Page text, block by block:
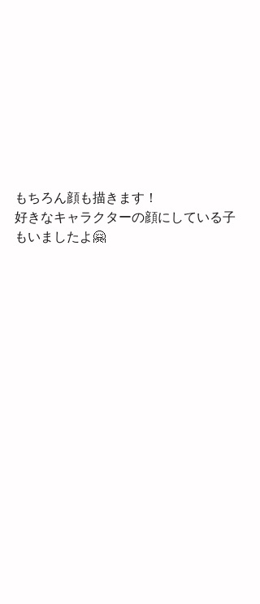
もちろん顔も描きます！
好きなキャラクターの顔にしている子
もいましたよ🤗